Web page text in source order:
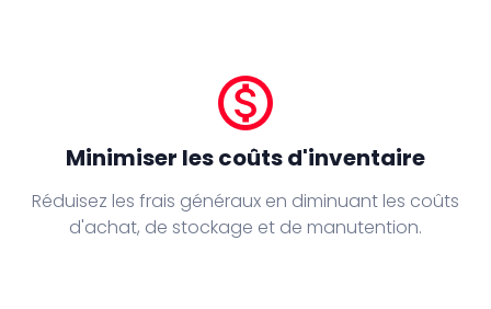
monetization_on
Minimiser les coûts d'inventaire
Réduisez les frais généraux en diminuant les coûts
d'achat, de stockage et de manutention.